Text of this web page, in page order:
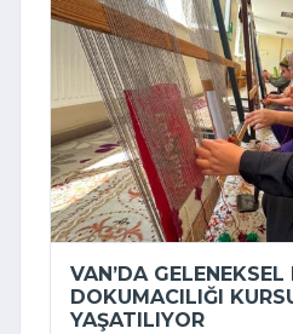
VAN’DA
DOKUMACILIĞI
YAŞATILIYOR